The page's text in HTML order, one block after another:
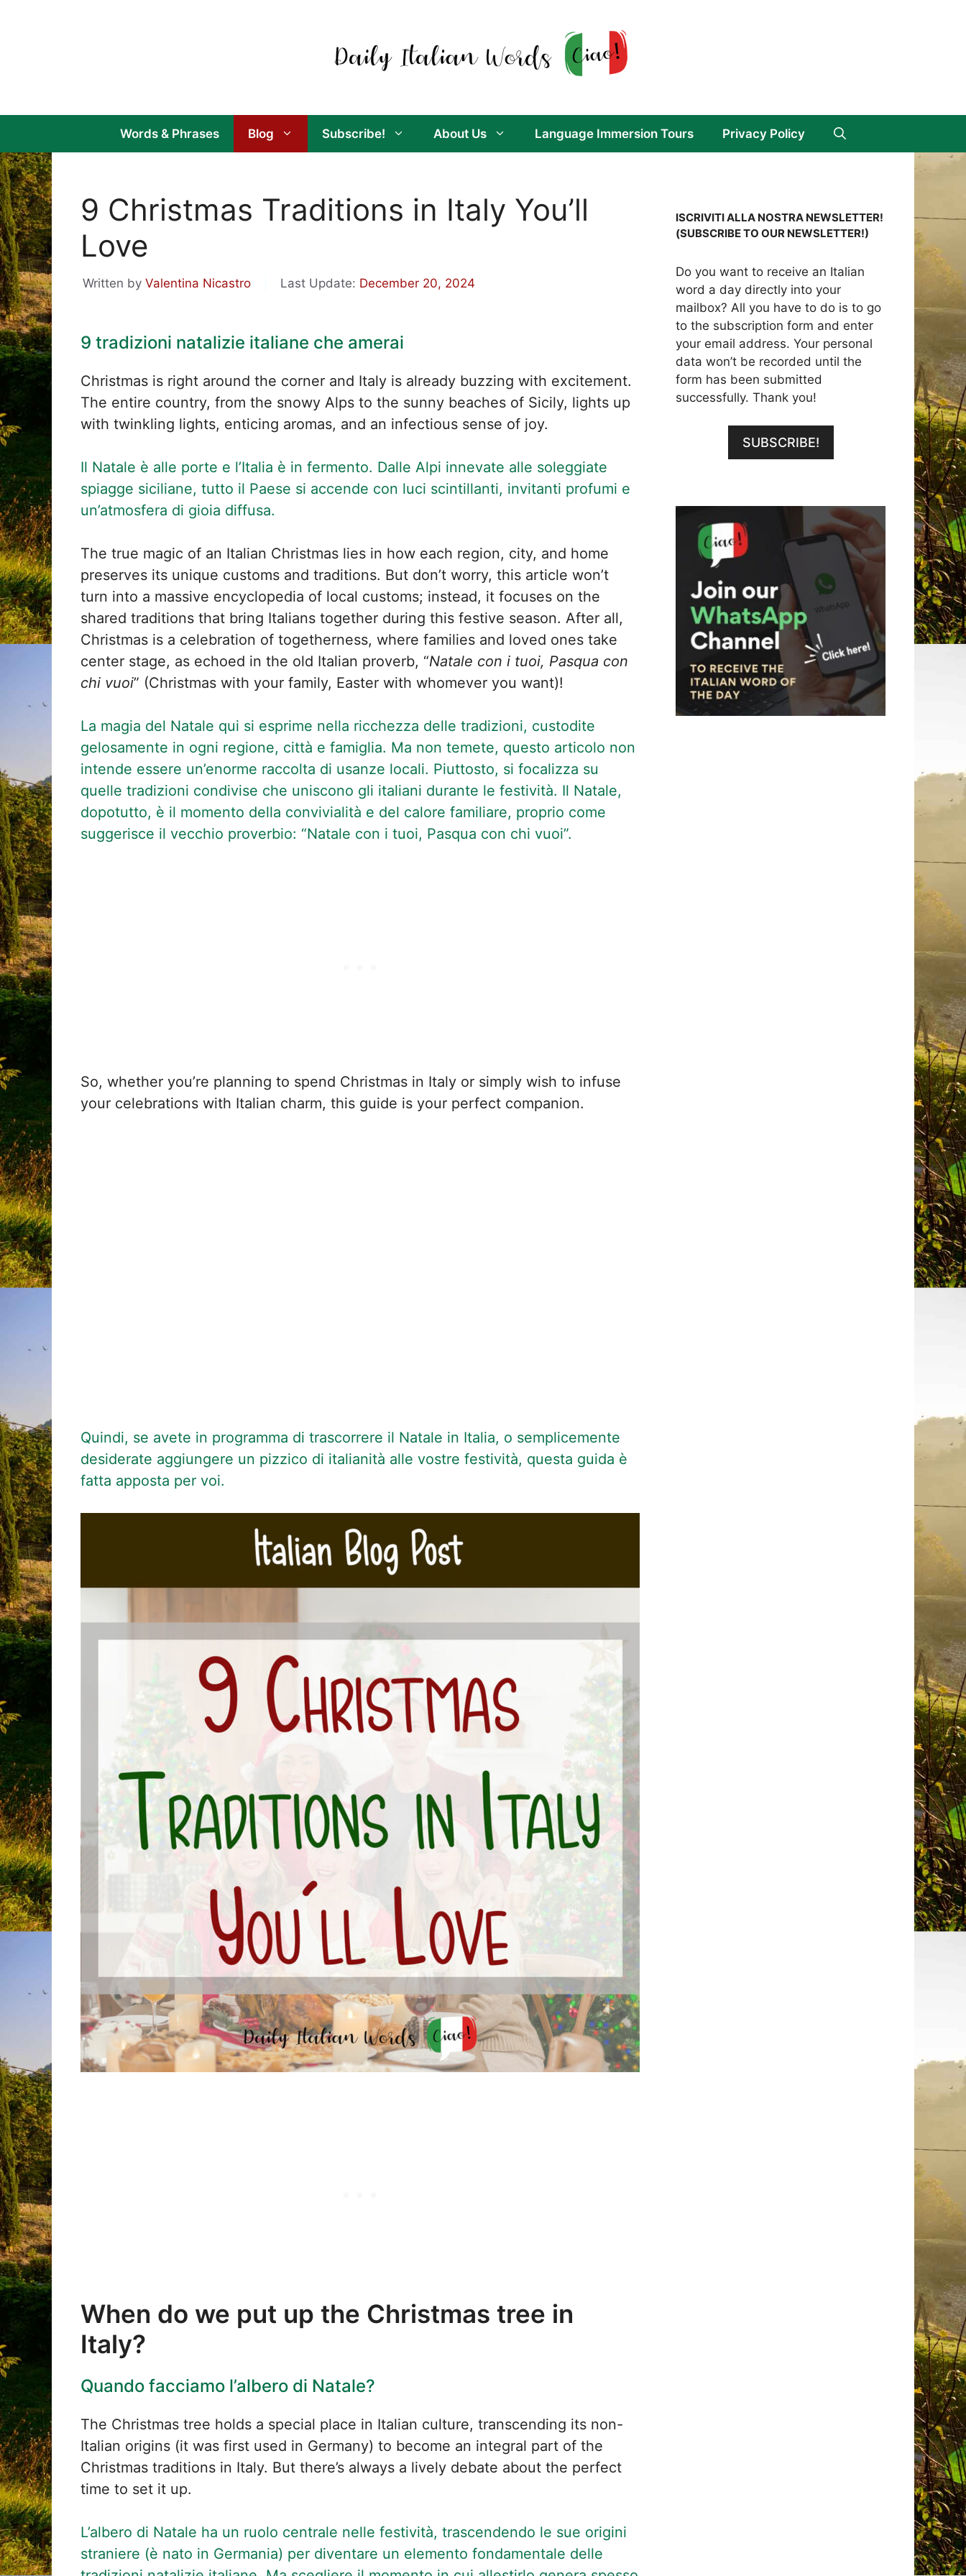
Words & Phrases Blog Subscribe! About Us Language Immersion Tours Privacy Policy
9 Christmas Traditions in Italy You’ll
Love
Written by Valentina Nicastro Last Update: December 20, 2024
9 tradizioni natalizie italiane che amerai
Christmas is right around the corner and Italy is already buzzing with excitement.
The entire country, from the snowy Alps to the sunny beaches of Sicily, lights up
with twinkling lights, enticing aromas, and an infectious sense of joy.
Il Natale è alle porte e l’Italia è in fermento. Dalle Alpi innevate alle soleggiate
spiagge siciliane, tutto il Paese si accende con luci scintillanti, invitanti profumi e
un’atmosfera di gioia diffusa.
The true magic of an Italian Christmas lies in how each region, city, and home
preserves its unique customs and traditions. But don’t worry, this article won’t
turn into a massive encyclopedia of local customs; instead, it focuses on the
shared traditions that bring Italians together during this festive season. After all,
Christmas is a celebration of togetherness, where families and loved ones take
center stage, as echoed in the old Italian proverb, “Natale con i tuoi, Pasqua con
chi vuoi” (Christmas with your family, Easter with whomever you want)!
La magia del Natale qui si esprime nella ricchezza delle tradizioni, custodite
gelosamente in ogni regione, città e famiglia. Ma non temete, questo articolo non
intende essere un’enorme raccolta di usanze locali. Piuttosto, si focalizza su
quelle tradizioni condivise che uniscono gli italiani durante le festività. Il Natale,
dopotutto, è il momento della convivialità e del calore familiare, proprio come
suggerisce il vecchio proverbio: “Natale con i tuoi, Pasqua con chi vuoi”.
So, whether you’re planning to spend Christmas in Italy or simply wish to infuse
your celebrations with Italian charm, this guide is your perfect companion.
Quindi, se avete in programma di trascorrere il Natale in Italia, o semplicemente
desiderate aggiungere un pizzico di italianità alle vostre festività, questa guida è
fatta apposta per voi.
When do we put up the Christmas tree in
Italy?
Quando facciamo l’albero di Natale?
The Christmas tree holds a special place in Italian culture, transcending its non-
Italian origins (it was first used in Germany) to become an integral part of the
Christmas traditions in Italy. But there’s always a lively debate about the perfect
time to set it up.
L’albero di Natale ha un ruolo centrale nelle festività, trascendendo le sue origini
straniere (è nato in Germania) per diventare un elemento fondamentale delle
ISCRIVITI ALLA NOSTRA NEWSLETTER!
(SUBSCRIBE TO OUR NEWSLETTER!)
Do you want to receive an Italian
word a day directly into your
mailbox? All you have to do is to go
to the subscription form and enter
your email address. Your personal
data won’t be recorded until the
form has been submitted
successfully. Thank you!
SUBSCRIBE!